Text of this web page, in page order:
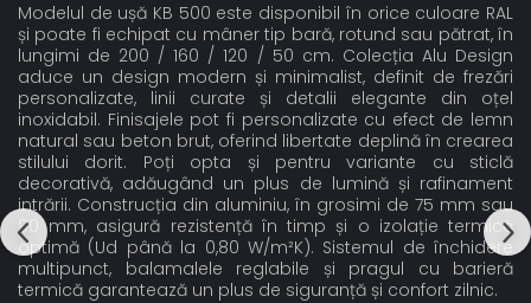
Modelul de ușă KB 500 este disponibil în orice culoare RAL
și poate fi echipat cu mâner tip bară, rotund sau pătrat, în
lungimi de 200 / 160 / 120 / 50 cm. Colecția Alu Design
aduce un design modern și minimalist, definit de frezări
personalizate, linii curate și detalii elegante din oțel
inoxidabil. Finisajele pot fi personalizate cu efect de lemn
natural sau beton brut, oferind libertate deplină în crearea
stilului dorit. Poți opta și pentru variante cu sticlă
decorativă, adăugând un plus de lumină și rafinament
intrării. Construcția din aluminiu, în grosimi de 75 mm sau
90 mm, asigură rezistență în timp și o izolație termică
optimă (Ud până la 0,80 W/m²K). Sistemul de închidere
multipunct, balamalele reglabile și pragul cu barieră
termică garantează un plus de siguranță și confort zilnic.